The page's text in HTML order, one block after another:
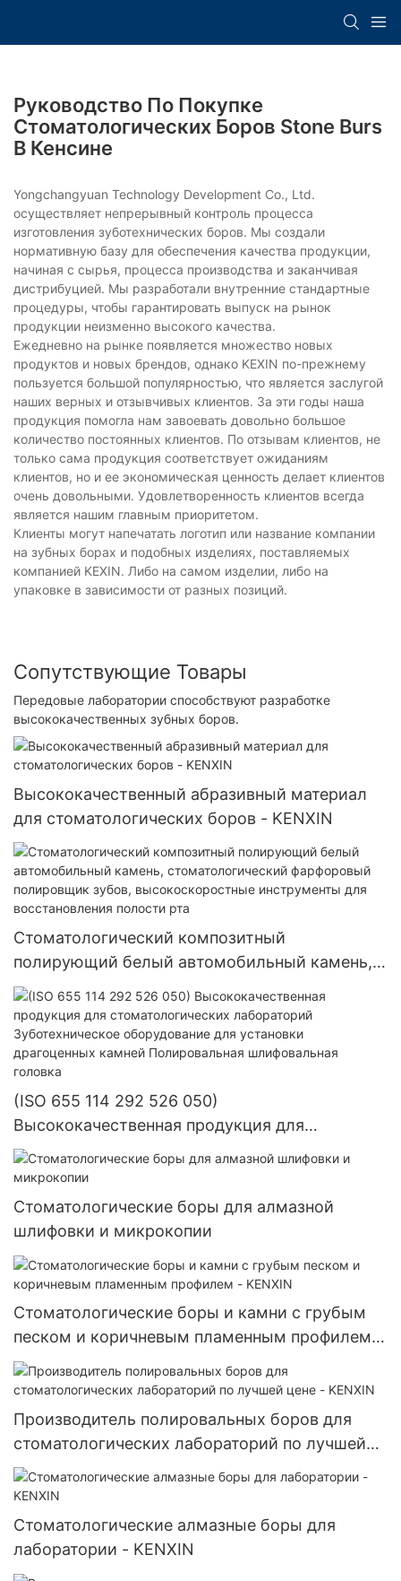
Руководство По Покупке
Стоматологических Боров Stone Burs
В Кенсине
Yongchangyuan Technology Development Co., Ltd.
осуществляет непрерывный контроль процесса
изготовления зуботехнических боров. Мы создали
нормативную базу для обеспечения качества продукции,
начиная с сырья, процесса производства и заканчивая
дистрибуцией. Мы разработали внутренние стандартные
процедуры, чтобы гарантировать выпуск на рынок
продукции неизменно высокого качества.
Ежедневно на рынке появляется множество новых
продуктов и новых брендов, однако KEXIN по-прежнему
пользуется большой популярностью, что является заслугой
наших верных и отзывчивых клиентов. За эти годы наша
продукция помогла нам завоевать довольно большое
количество постоянных клиентов. По отзывам клиентов, не
только сама продукция соответствует ожиданиям
клиентов, но и ее экономическая ценность делает клиентов
очень довольными. Удовлетворенность клиентов всегда
является нашим главным приоритетом.
Клиенты могут напечатать логотип или название компании
на зубных борах и подобных изделиях, поставляемых
компанией KEXIN. Либо на самом изделии, либо на
упаковке в зависимости от разных позиций.
Сопутствующие Товары
Передовые лаборатории способствуют разработке
высококачественных зубных боров.
Высококачественный абразивный материал
для стоматологических боров - KENXIN
Стоматологический композитный
полирующий белый автомобильный камень,
стоматологический фарфоровый полировщик
зубов, высокоскоростные инструменты для
восстановления полости рта
(ISO 655 114 292 526 050)
Высококачественная продукция для
стоматологических лабораторий
Зуботехническое оборудование для установки
драгоценных камней Полировальная
шлифовальная головка
Стоматологические боры для алмазной
шлифовки и микрокопии
Стоматологические боры и камни с грубым
песком и коричневым пламенным профилем -
KENXIN
Производитель полировальных боров для
стоматологических лабораторий по лучшей
цене - KENXIN
Стоматологические алмазные боры для
лаборатории - KENXIN